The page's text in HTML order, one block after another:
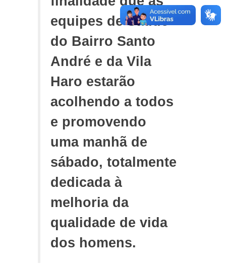
equipes de Saúde
do Bairro Santo
André e da Vila
Haro estarão
acolhendo a todos
e promovendo
uma manhã de
sábado, totalmente
dedicada à
melhoria da
qualidade de vida
dos homens.